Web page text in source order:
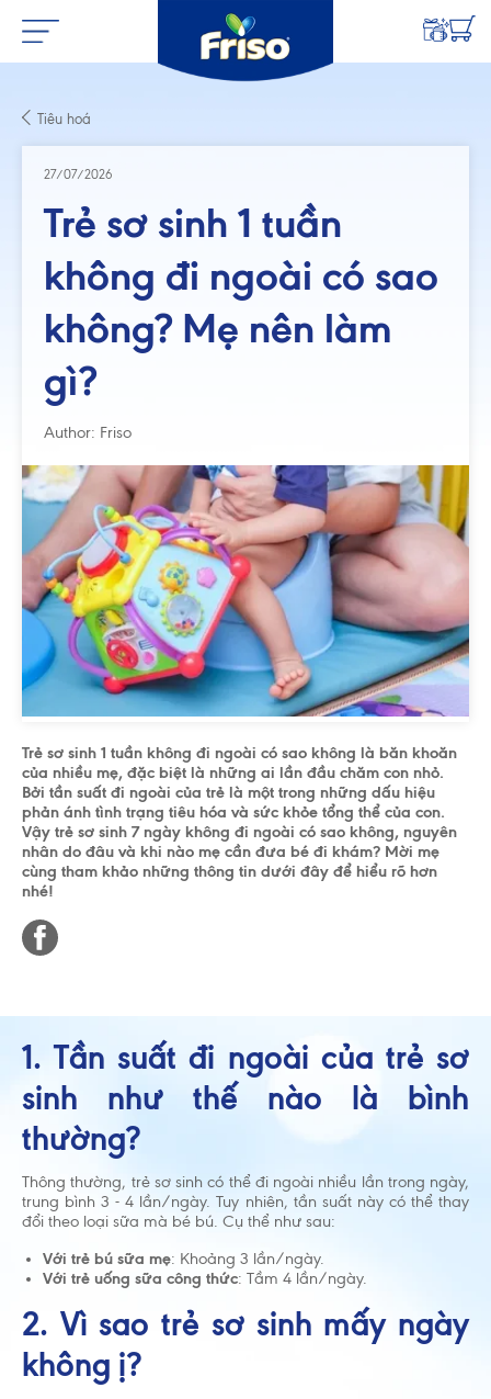
Tiêu hoá
27/07/2026
Trẻ sơ sinh 1 tuần
không đi ngoài có sao
không? Mẹ nên làm
gì?
Author: Friso
Trẻ sơ sinh 1 tuần không đi ngoài có sao không là băn khoăn
của nhiều mẹ, đặc biệt là những ai lần đầu chăm con nhỏ.
Bởi tần suất đi ngoài của trẻ là một trong những dấu hiệu
phản ánh tình trạng tiêu hóa và sức khỏe tổng thể của con.
Vậy trẻ sơ sinh 7 ngày không đi ngoài có sao không, nguyên
nhân do đâu và khi nào mẹ cần đưa bé đi khám? Mời mẹ
cùng tham khảo những thông tin dưới đây để hiểu rõ hơn
nhé!
1. Tần suất đi ngoài của trẻ sơ
sinh như thế nào là bình
thường?
Thông thường, trẻ sơ sinh có thể đi ngoài nhiều lần trong ngày,
trung bình 3 - 4 lần/ngày. Tuy nhiên, tần suất này có thể thay
đổi theo loại sữa mà bé bú. Cụ thể như sau:
Với trẻ bú sữa mẹ: Khoảng 3 lần/ngày.
Với trẻ uống sữa công thức: Tầm 4 lần/ngày.
2. Vì sao trẻ sơ sinh mấy ngày
không ị?